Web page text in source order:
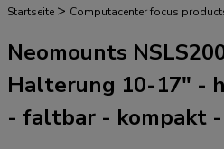
Startseite > Computacenter focus
Neomounts
Halterung 10-17" -
- faltbar - kompakt